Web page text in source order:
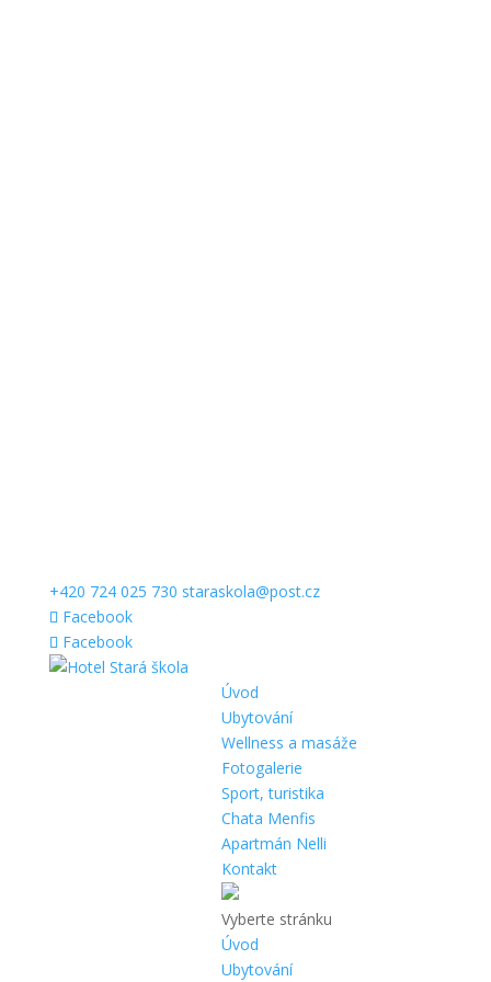
+420 724 025 730 staraskola@post.cz
Facebook
Facebook
Úvod
Ubytování
Wellness a masáže
Fotogalerie
Sport, turistika
Chata Menfis
Apartmán Nelli
Kontakt
Vyberte stránku
Úvod
Ubytování